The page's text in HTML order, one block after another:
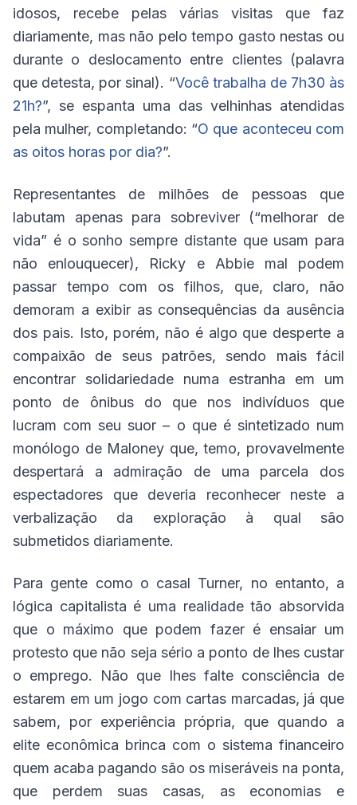
idosos, recebe pelas várias visitas que faz
diariamente, mas não pelo tempo gasto nestas ou
durante o deslocamento entre clientes (palavra
que detesta, por sinal). “Você trabalha de 7h30 às
21h?”, se espanta uma das velhinhas atendidas
pela mulher, completando: “O que aconteceu com
as oitos horas por dia?”.
Representantes de milhões de pessoas que
labutam apenas para sobreviver (“melhorar de
vida” é o sonho sempre distante que usam para
não enlouquecer), Ricky e Abbie mal podem
passar tempo com os filhos, que, claro, não
demoram a exibir as consequências da ausência
dos pais. Isto, porém, não é algo que desperte a
compaixão de seus patrões, sendo mais fácil
encontrar solidariedade numa estranha em um
ponto de ônibus do que nos indivíduos que
lucram com seu suor – o que é sintetizado num
monólogo de Maloney que, temo, provavelmente
despertará a admiração de uma parcela dos
espectadores que deveria reconhecer neste a
verbalização da exploração à qual são
submetidos diariamente.
Para gente como o casal Turner, no entanto, a
lógica capitalista é uma realidade tão absorvida
que o máximo que podem fazer é ensaiar um
protesto que não seja sério a ponto de lhes custar
o emprego. Não que lhes falte consciência de
estarem em um jogo com cartas marcadas, já que
sabem, por experiência própria, que quando a
elite econômica brinca com o sistema financeiro
quem acaba pagando são os miseráveis na ponta,
que perdem suas casas, as economias e